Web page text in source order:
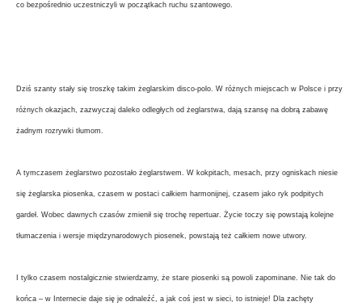
co bezpośrednio uczestniczyli w początkach ruchu szantowego.
Dziś szanty stały się troszkę takim żeglarskim disco-polo. W różnych miejscach w Polsce i przy
różnych okazjach, zazwyczaj daleko odległych od żeglarstwa, dają szansę na dobrą zabawę
żadnym rozrywki tłumom.
A tymczasem żeglarstwo pozostało żeglarstwem. W kokpitach, mesach, przy ogniskach niesie
się żeglarska piosenka, czasem w postaci całkiem harmonijnej, czasem jako ryk podpitych
gardeł. Wobec dawnych czasów zmienił się trochę repertuar. Życie toczy się powstają kolejne
tłumaczenia i wersje międzynarodowych piosenek, powstają też całkiem nowe utwory.
I tylko czasem nostalgicznie stwierdzamy, że stare piosenki są powoli zapominane. Nie tak do
końca – w Internecie daje się je odnaleźć, a jak coś jest w sieci, to istnieje! Dla zachęty